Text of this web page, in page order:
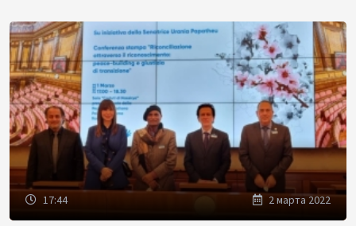
17:44 2 марта 2022